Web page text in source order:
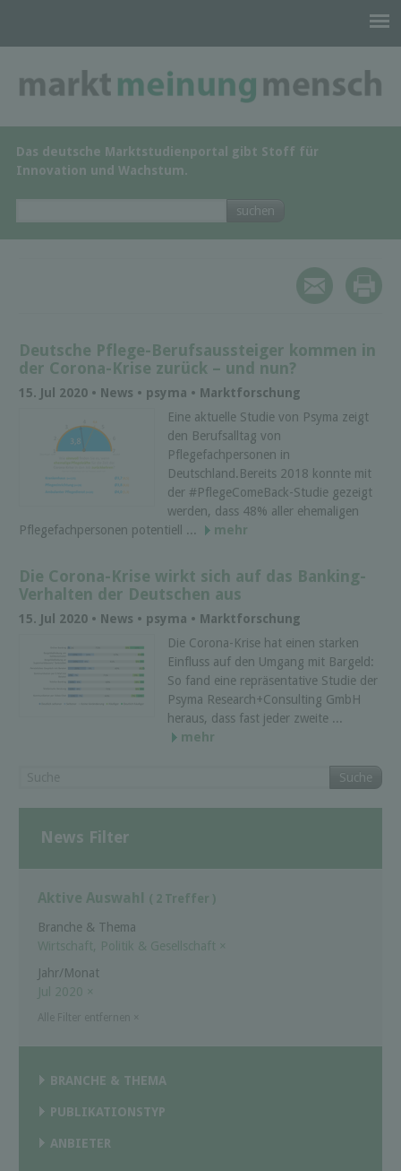
Das deutsche Marktstudienportal gibt Stoff für
Innovation und Wachstum.
Deutsche Pflege-Berufsaussteiger kommen in
der Corona-Krise zurück – und nun?
15. Jul 2020 • News • psyma • Marktforschung
Eine aktuelle Studie von Psyma zeigt
den Berufsalltag von
Pflegefachpersonen in
Deutschland.Bereits 2018 konnte mit
der #PflegeComeBack-Studie gezeigt
werden, dass 48% aller ehemaligen
Pflegefachpersonen potentiell ...
mehr
Die Corona-Krise wirkt sich auf das Banking-
Verhalten der Deutschen aus
15. Jul 2020 • News • psyma • Marktforschung
Die Corona-Krise hat einen starken
Einfluss auf den Umgang mit Bargeld:
So fand eine repräsentative Studie der
Psyma Research+Consulting GmbH
heraus, dass fast jeder zweite ...
mehr
Suche
News Filter
Aktive Auswahl ( 2 Treffer )
Branche & Thema
Wirtschaft, Politik & Gesellschaft ×
Jahr/Monat
Jul 2020 ×
BRANCHE & THEMA
PUBLIKATIONSTYP
ANBIETER